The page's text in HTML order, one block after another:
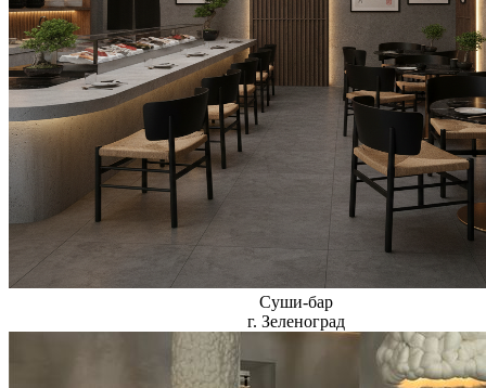
Суши-бар
г. Зеленоград